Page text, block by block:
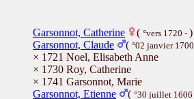
Garsonnot, Catherine ( °vers 1720 - )
Garsonnot, Claude
( °02 janvier 1700
× 1721 Noel, Elisabeth Anne
× 1730 Roy, Catherine
× 1741 Garsonnot, Marie
Garsonnot, Etienne
( °30 juillet 1606